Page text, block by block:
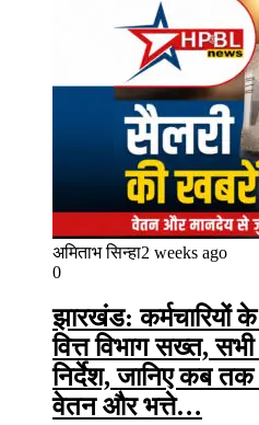
अमिताभ सिन्हा2 weeks ago
0
झारखंड: कर्मचारियों
वित्त विभाग सख्त,
निर्देश, जानिए कब
वेतन और भत्ते…